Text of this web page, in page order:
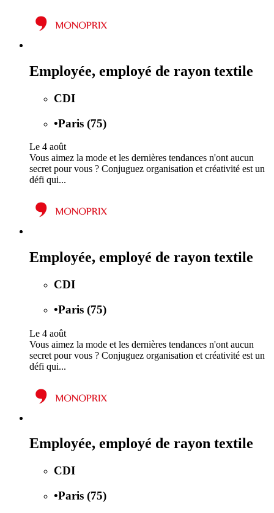
Employée, employé de rayon textile
CDI
•Paris (75)
Le 4 août
Vous aimez la mode et les dernières tendances n'ont aucun
secret pour vous ? Conjuguez organisation et créativité est un
défi qui...
Employée, employé de rayon textile
CDI
•Paris (75)
Le 4 août
Vous aimez la mode et les dernières tendances n'ont aucun
secret pour vous ? Conjuguez organisation et créativité est un
défi qui...
Employée, employé de rayon textile
CDI
•Paris (75)